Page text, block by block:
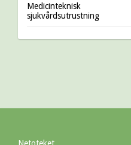
Medicinteknisk
sjukvårdsutrustning
Netoteket